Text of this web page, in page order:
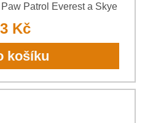
Patrol Everest a Skye
Kč
košíku